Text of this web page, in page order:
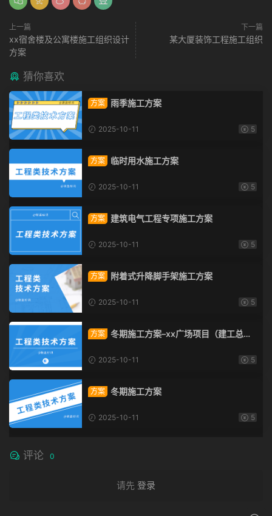
上一篇
xx宿舍楼及公寓楼施工组织设计
方案
下一篇
某大厦装饰工程施工组织
猜你喜欢
方案 雨季施工方案
2025-10-11 5
方案 临时用水施工方案
2025-10-11 5
方案 建筑电气工程专项施工方案
2025-10-11 5
方案 附着式升降脚手架施工方案
2025-10-11 5
方案 冬期施工方案–xx广场项目（建工总承
2025-10-11 5
方案 冬期施工方案
2025-10-11 5
评论 0
请先 登录